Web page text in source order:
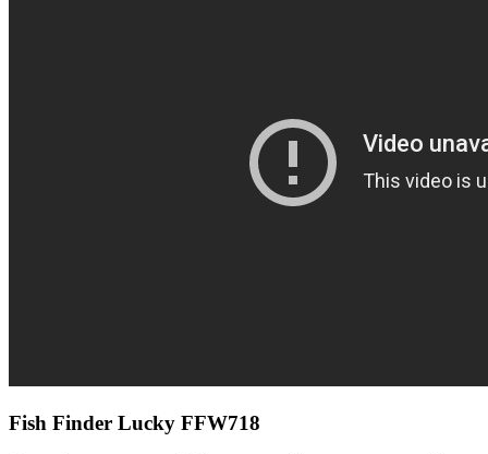
Fish Finder Lucky FFW718